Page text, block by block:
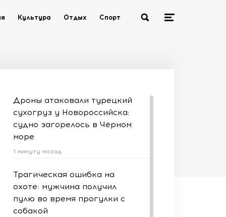
Культура Отдых Спорт
Дроны атаковали турецкий
сухогруз у Новороссийска:
судно загорелось в Чёрном
море
1 минуту назад
Трагическая ошибка на
охоте: мужчина получил
пулю во время прогулки с
собакой